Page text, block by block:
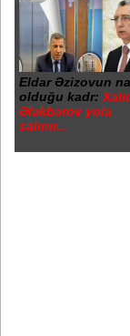
Eldar Əzizovun
olduğu kadr:
Ələkbərov yola
salınır...